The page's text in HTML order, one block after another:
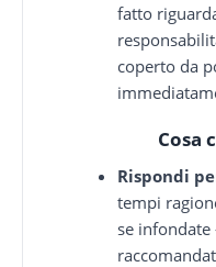
fatto
coperto da
Cosa
Rispondi
tempi
se